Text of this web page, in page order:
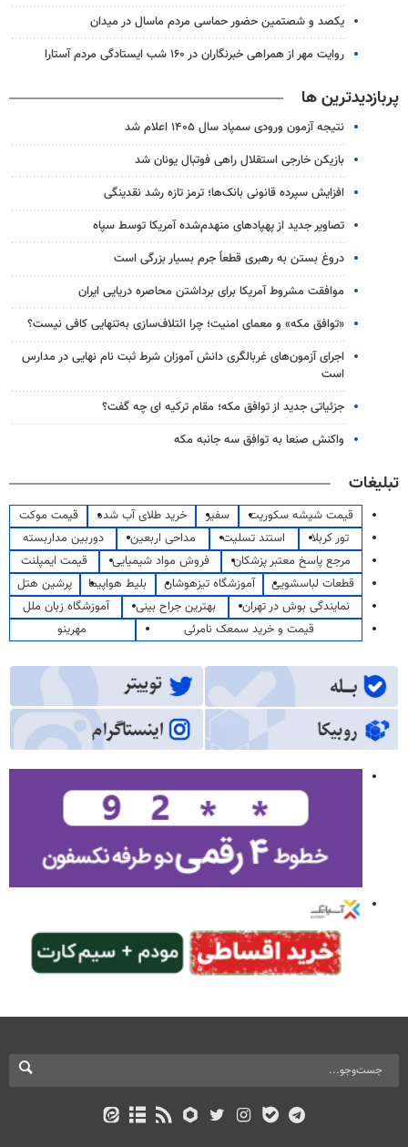
یکصد و شصتمین حضور حماسی مردم ماسال در میدان
روایت مهر از همراهی خبرنگاران در ۱۶۰ شب ایستادگی مردم آستارا
پربازدیدترین ها
نتیجه آزمون ورودی سمپاد سال ۱۴۰۵ اعلام شد
بازیکن خارجی استقلال راهی فوتبال یونان شد
افزایش سپرده قانونی بانک‌ها؛ ترمز تازه رشد نقدینگی
تصاویر جدید از پهپادهای منهدم‌شده آمریکا توسط سپاه
دروغ بستن به رهبری قطعاً جرم بسیار بزرگی است
موافقت مشروط آمریکا برای برداشتن محاصره دریایی ایران
«توافق مکه» و معمای امنیت؛ چرا ائتلاف‌سازی به‌تنهایی کافی نیست؟
اجرای آزمون‌های غربالگری دانش آموزان شرط ثبت نام نهایی در مدارس
است
جزئیاتی جدید از توافق مکه؛ مقام ترکیه ای چه گفت؟
واکنش صنعا به توافق سه جانبه مکه
تبلیغات
قیمت شیشه سکوریت سفیر خرید طلای آب شده
قیمت موکت
تور کربلا
استند تسلیت مداحی اربعین
دوربین مداربسته
مرجع پاسخ معتبر پزشکان
فروش مواد شیمیایی
قیمت ایمپلنت
قطعات لباسشویی
آموزشگاه تیزهوشان بلیط هواپیما
پرشین هتل
نمایندگی بوش در تهران
بهترین جراح بینی
آموزشگاه زبان ملل
قیمت و خرید سمعک نامرئی
مهرینو